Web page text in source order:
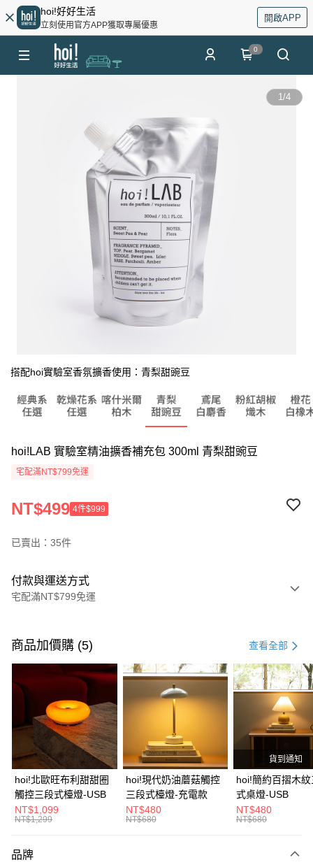
hoi!好好生活
立刻使用官方APP獲取專屬優惠
開啟APP
0
1/4
搭配hoi實驗室香氛擴香使用：青梨甜豌豆
hoi!LAB 實驗室精油擴香補充包 300ml 青梨甜豌豆
宅配滿NT$799免運
NT$499 4件$999
已賣出：35件
付款與運送方式
宅配滿NT$799免運
信用卡一次付款
信用卡分期付款
3 期 0 利率 每期 21家銀行
合作金庫商業銀行
第一商業銀行
華南商業銀行
彰化商業銀行
上海商業儲蓄銀行
台北富邦商業銀行
國泰世華商業銀行
兆豐國際商業銀行
臺灣中小企業銀行
台中商業銀行
匯豐（台灣）商業銀行
華泰商業銀行
聯邦商業銀行
遠東國際商業銀行
元大商業銀行
台灣樂天信用卡公司
6 期 0 利率 每期NT$83 21家銀行
合作金庫商業銀行
第一商業銀行
華南商業銀行
彰化商業銀行
上海商業儲蓄銀行
台北富邦商業銀行
國泰世華商業銀行
兆豐國際商業銀行
臺灣中小企業銀行
台中商業銀行
匯豐（台灣）商業銀行
聯邦商業銀行
玉山商業銀行
LINE Pay
Apple Pay
街口支付
AFTEE先享後付
【關於「AFTEE先享後付」】
AFTEE先享後付是「在收到商品之後才付款」的支付方式。 讓您購物簡單
商品加價購 (5) 查看全部
hoi!北歐旺布利甜甜圈
觸控三段式檯燈-USB
NT$1,099
NT$1,299
hoi!現代奶油蘑菇觸控
三段式檯燈-充電款
NT$480
NT$680
貨到通知
hoi!簡約百摺木
式桌燈-USB
NT$480
NT$680
品牌